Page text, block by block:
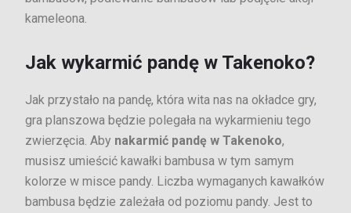
kameleona.
Jak wykarmić pandę w Takenoko?
Jak przystało na pandę, która wita nas na okładce gry,
gra planszowa będzie polegała na wykarmieniu tego
zwierzęcia. Aby nakarmić pandę w Takenoko,
musisz umieścić kawałki bambusa w tym samym
kolorze w misce pandy. Liczba wymaganych kawałków
bambusa będzie zależała od poziomu pandy. Jest to